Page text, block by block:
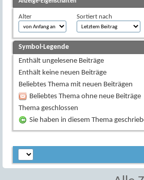
Alter Sortiert nach
Symbol-Legende
Enthält ungelesene Beiträge
Enthält keine neuen Beiträge
Beliebtes Thema mit neuen Beiträgen
Beliebtes Thema ohne neue Beiträge
Thema geschlossen
Sie haben in diesem Thema